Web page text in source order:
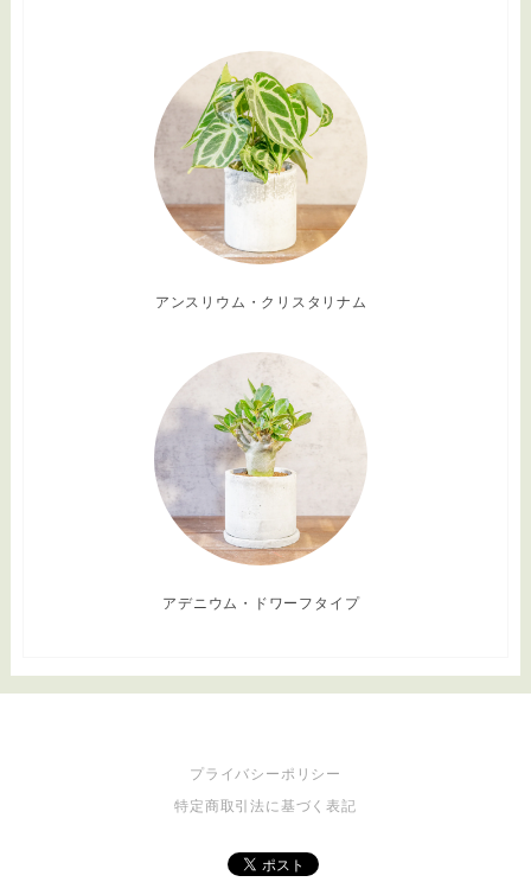
アンスリウム・クリスタリナム
アデニウム・ドワーフタイプ
プライバシーポリシー
特定商取引法に基づく表記